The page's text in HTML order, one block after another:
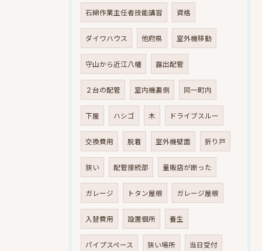
石綿作業主任者技能講習 資格
ダイワハウス 他府県 室外機移動
守山から近江八幡 露出配管
２台の配管 室内機裏側 同一町内
下屋 ハシゴ 木 ドライブスルー
交換費用 脱着 室外機壁面 折り戸
狭い 配管接続部 量販店が断った
ガレージ トタン屋根 ガレージ屋根
入替費用 設置個所 養生
パイプスペース 狭い場所 当日受付